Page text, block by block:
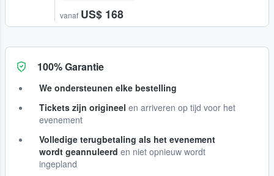
vanaf US$ 168
100% Garantie
We ondersteunen elke bestelling
Tickets zijn origineel en arriveren op tijd voor het
evenement
Volledige terugbetaling als het evenement
wordt geannuleerd en niet opnieuw wordt
ingepland